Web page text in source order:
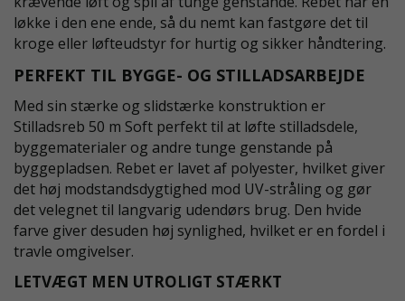
løkke i den ene ende, så du nemt kan fastgøre det til
kroge eller løfteudstyr for hurtig og sikker håndtering.
PERFEKT TIL BYGGE- OG STILLADSARBEJDE
Med sin stærke og slidstærke konstruktion er
Stilladsreb 50 m Soft perfekt til at løfte stilladsdele,
byggematerialer og andre tunge genstande på
byggepladsen. Rebet er lavet af polyester, hvilket giver
det høj modstandsdygtighed mod UV-stråling og gør
det velegnet til langvarig udendørs brug. Den hvide
farve giver desuden høj synlighed, hvilket er en fordel i
travle omgivelser.
LETVÆGT MEN UTROLIGT STÆRKT